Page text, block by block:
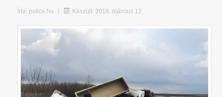
Írta: police.hu Készült: 2018. március 12.